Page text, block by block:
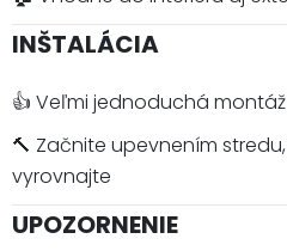
INŠTALÁCIA
👍 Veľmi jednoduchá montáž
🔨 Začnite upevnením
vyrovnajte
UPOZORNENIE